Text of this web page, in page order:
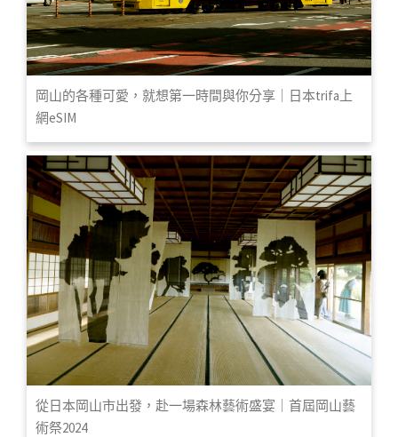
岡山的各種可愛，就想第一時間與你分享｜日本trifa上
網eSIM
從日本岡山市出發，赴一場森林藝術盛宴｜首屆岡山藝
術祭2024